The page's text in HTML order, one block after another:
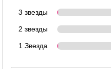
3 звезды
2 звезды
1 Звезда